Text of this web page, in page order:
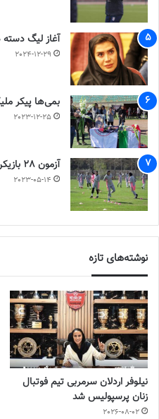
آغاز لیگ دسته
2024-12-29
بمی‌ها پیکر
2023-12-25
آزمون 28 بازیکن را به اردو فرا خواند
2023-05-14
نوشته‌های تازه
نیلوفر اردلان سرمربی تیم فوتبال
زنان پرسپولیس شد
2026-08-02